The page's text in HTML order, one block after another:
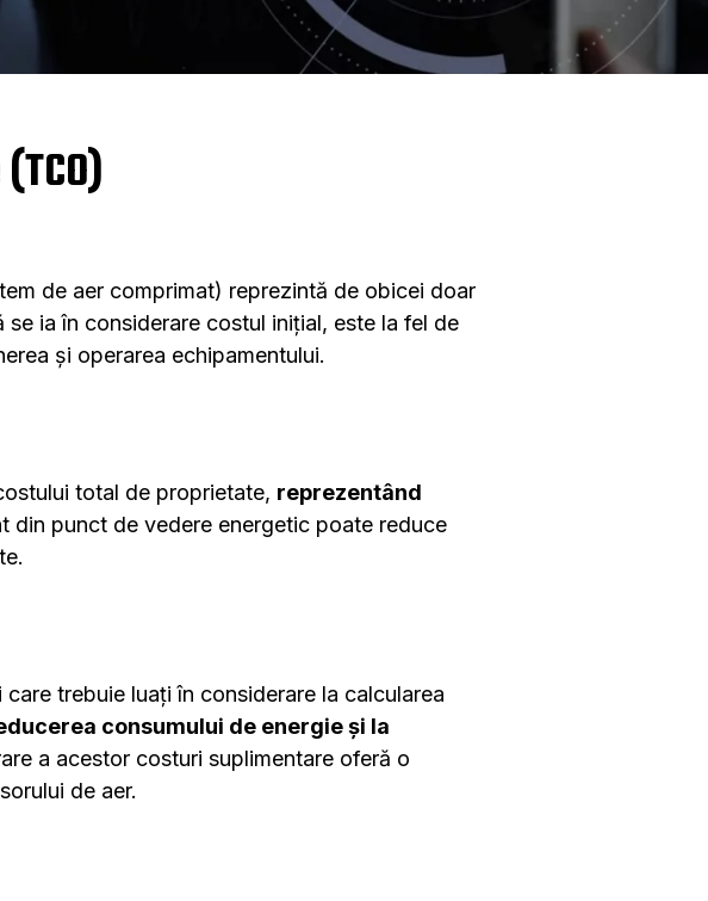
de aer comprimat) reprezintă de obicei doar
ia în considerare costul inițial, este la fel de
și operarea echipamentului.
total de proprietate, reprezentând
din punct de vedere energetic poate reduce
trebuie luați în considerare la calcularea
consumului de energie și la
a acestor costuri suplimentare oferă o
de aer.